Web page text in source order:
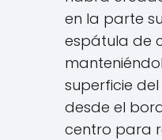
en la parte
espátula de
superficie
desde el
centro para